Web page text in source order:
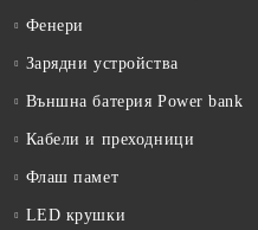
Фенери
Зарядни устройства
Външна батерия Power bank
Кабели и преходници
Флаш памет
LED крушки